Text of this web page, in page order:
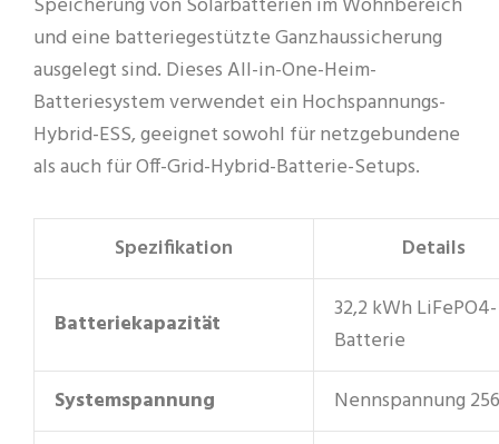
und eine batteriegestützte Ganzhaussicherung
ausgelegt sind. Dieses All-in-One-Heim-
Batteriesystem verwendet ein Hochspannungs-
Hybrid-ESS, geeignet sowohl für netzgebundene
als auch für Off-Grid-Hybrid-Batterie-Setups.
Spezifikation Details
Batteriekapazität
32,2 kWh LiFePO4-
Batterie
Systemspannung
Nennspannung